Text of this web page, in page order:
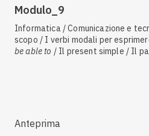
Modulo_9
Informatica / Comunicazione e
scopo / I verbi modali per
be able to / Il present simple / Il
Anteprima